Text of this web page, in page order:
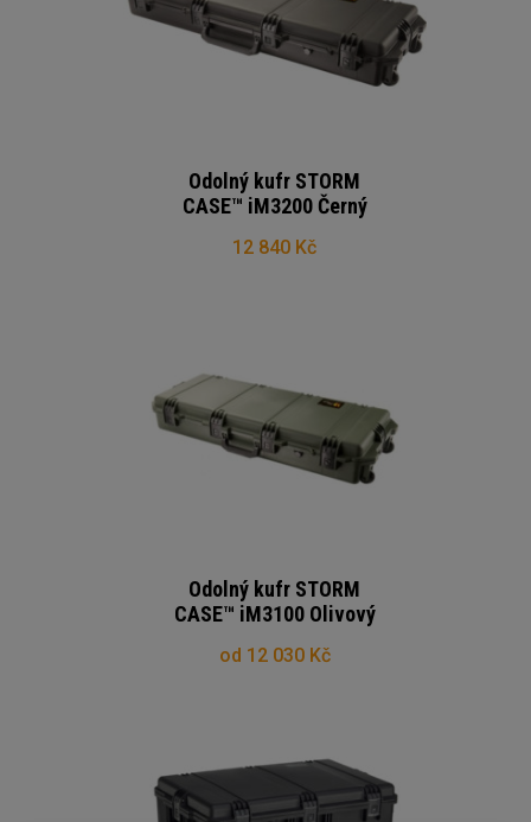
Odolný kufr STORM
CASE™ iM3200 Černý
12 840 Kč
Odolný kufr STORM
CASE™ iM3100 Olivový
od 12 030 Kč